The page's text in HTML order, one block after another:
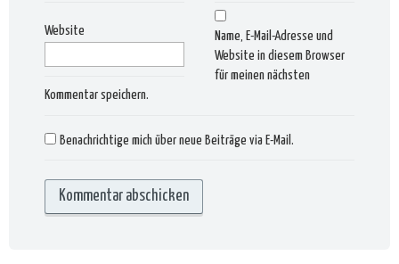
Website
Name, E-Mail-Adresse und
Website in diesem Browser
für meinen nächsten
Kommentar speichern.
Benachrichtige mich über neue Beiträge via E-Mail.